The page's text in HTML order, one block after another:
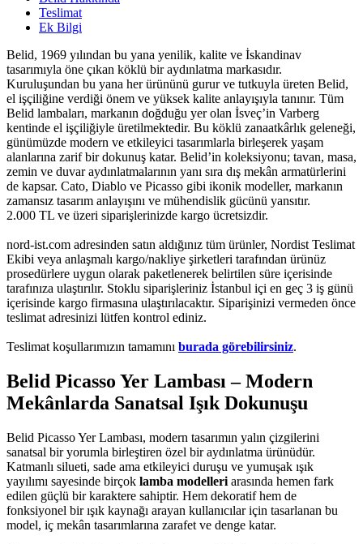
Teslimat
Ek Bilgi
Belid, 1969 yılından bu yana yenilik, kalite ve İskandinav
tasarımıyla öne çıkan köklü bir aydınlatma markasıdır.
Kuruluşundan bu yana her ürününü gurur ve tutkuyla üreten Belid,
el işçiliğine verdiği önem ve yüksek kalite anlayışıyla tanınır. Tüm
Belid lambaları, markanın doğduğu yer olan İsveç’in Varberg
kentinde el işçiliğiyle üretilmektedir. Bu köklü zanaatkârlık geleneği,
günümüzde modern ve etkileyici tasarımlarla birleşerek yaşam
alanlarına zarif bir dokunuş katar. Belid’in koleksiyonu; tavan, masa,
zemin ve duvar aydınlatmalarının yanı sıra dış mekân armatürlerini
de kapsar. Cato, Diablo ve Picasso gibi ikonik modeller, markanın
zamansız tasarım anlayışını ve mühendislik gücünü yansıtır.
2.000 TL ve üzeri siparişlerinizde kargo ücretsizdir.
nord-ist.com adresinden satın aldığınız tüm ürünler, Nordist Teslimat
Ekibi veya anlaşmalı kargo/nakliye şirketleri tarafından ürünüz
prosedürlere uygun olarak paketlenerek belirtilen süre içerisinde
tarafınıza ulaştırılır. Stoklu siparişleriniz İstanbul içi en geç 3 iş günü
içerisinde kargo firmasına ulaştırılacaktır. Siparişinizi vermeden önce
teslimat adresinizi lütfen kontrol ediniz.
Teslimat koşullarımızın tamamını burada görebilirsiniz.
Belid Picasso Yer Lambası – Modern
Mekânlarda Sanatsal Işık Dokunuşu
Belid Picasso Yer Lambası, modern tasarımın yalın çizgilerini
sanatsal bir yorumla birleştiren özel bir aydınlatma ürünüdür.
Katmanlı silueti, sade ama etkileyici duruşu ve yumuşak ışık
yayılımı sayesinde birçok lamba modelleri arasında hemen fark
edilen güçlü bir karaktere sahiptir. Hem dekoratif hem de
fonksiyonel bir ışık kaynağı arayan kullanıcılar için tasarlanan bu
model, iç mekân tasarımlarına zarafet ve denge katar.